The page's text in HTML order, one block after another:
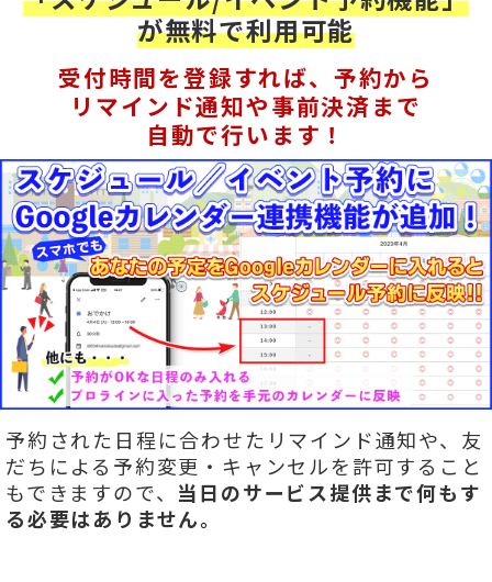
が無料で利用可能
受付時間を登録すれば、予約から
リマインド通知や事前決済まで
自動で行います！
予約された日程に合わせたリマインド通知や、友
だちによる予約変更・キャンセルを許可すること
もできますので、 当日のサービス提供まで何もす
る必要はありません。